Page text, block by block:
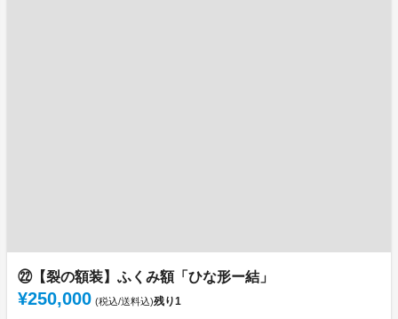
㉒【裂の額装】ふくみ額「ひな形ー結」
¥250,000 (税込/送料込)残り1